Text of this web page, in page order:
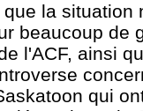
la situation
beaucoup de
l'ACF, ainsi
qui